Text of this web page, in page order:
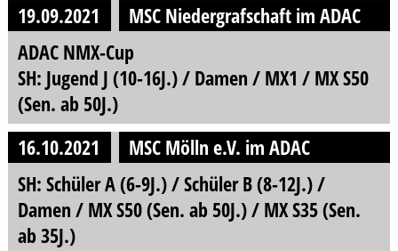
19.09.2021
MSC Niedergrafschaft im ADAC
ADAC NMX-Cup
SH: Jugend J (10-16J.) / Damen / MX1 / MX S50
(Sen. ab 50J.)
16.10.2021
MSC Mölln e.V. im ADAC
SH: Schüler A (6-9J.) / Schüler B (8-12J.) /
Damen / MX S50 (Sen. ab 50J.) / MX S35 (Sen.
ab 35J.)